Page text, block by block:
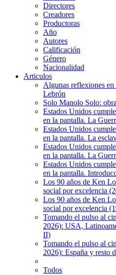
Directores
Creadores
Productoras
Año
Autores
Calificación
Género
Nacionalidad
Articulos
Algunas reflexiones
Lebrón
Solo Manolo Solo:
Estados Unidos
en la pantalla. La
Estados Unidos
en la pantalla. La
Estados Unidos
en la pantalla. La
Estados Unidos
en la pantalla.
Los 90 años de Ken
social por excelencia
Los 90 años de Ken
social por excelencia
Tomando el pulso al
2026): USA,
II)
Tomando el pulso al
2026): España y resto
Todos